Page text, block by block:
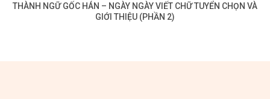
THÀNH NGỮ GỐC HÁN – NGÀY NGÀY VIẾT CHỮ TUYỂN CHỌN VÀ
GIỚI THIỆU (PHẦN 2)